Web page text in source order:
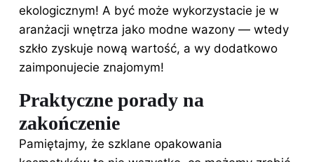
ekologicznym! A być może wykorzystacie je w
aranżacji wnętrza jako modne wazony — wtedy
szkło zyskuje nową wartość, a wy dodatkowo
zaimponujecie znajomym!
Praktyczne porady na
zakończenie
Pamiętajmy, że szklane opakowania